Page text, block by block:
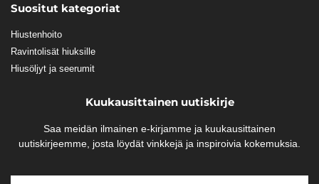
Suositut kategoriat
Hiustenhoito
Ravintolisät hiuksille
Hiusöljyt ja seerumit
Kuukausittainen uutiskirje
Saa meidän ilmainen e-kirjamme ja kuukausittainen
uutiskirjeemme, josta löydät vinkkejä ja inspiroivia kokemuksia.